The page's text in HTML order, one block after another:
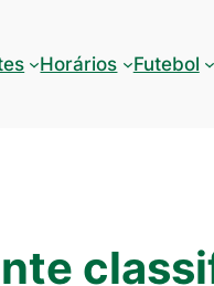
Horários Futebol